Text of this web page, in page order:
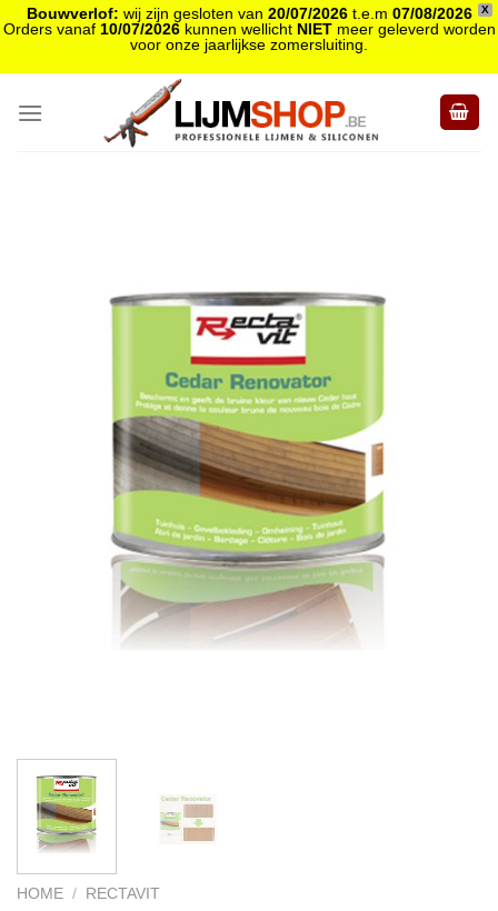
X
Bouwverlof: wij zijn gesloten van 20/07/2026t.e.m 07/08/2026
Orders vanaf 10/07/2026kunnen wellicht NIETmeer geleverd worden
voor onze jaarlijkse zomersluiting.
HOME / RECTAVIT